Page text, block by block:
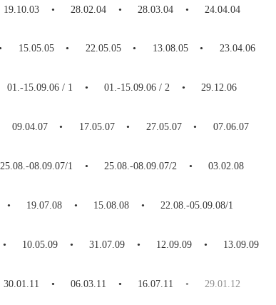
19.10.03 28.02.04 28.03.04 24.04.04
15.05.05 22.05.05 13.08.05 23.04.06
01.-15.09.06 / 1 01.-15.09.06 / 2 29.12.06
09.04.07 17.05.07 27.05.07 07.06.07
25.08.-08.09.07/1 25.08.-08.09.07/2 03.02.08
19.07.08 15.08.08 22.08.-05.09.08/1
10.05.09 31.07.09 12.09.09 13.09.09
30.01.11 06.03.11 16.07.11 29.01.12